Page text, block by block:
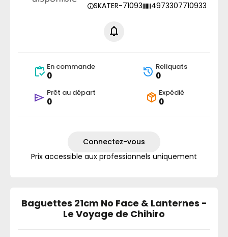
SKATER-71093
4973307710933
En commande
0
Reliquats
0
Prêt au départ
0
Expédié
0
Connectez-vous
Prix accessible aux professionnels uniquement
Baguettes 21cm No Face & Lanternes -
Le Voyage de Chihiro